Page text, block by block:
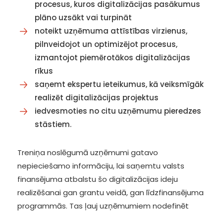
procesus, kuros digitalizācijas pasākumus
plāno uzsākt vai turpināt
noteikt uzņēmuma attīstības virzienus,
pilnveidojot un optimizējot procesus,
izmantojot piemērotākos digitalizācijas
rīkus
saņemt ekspertu ieteikumus, kā veiksmīgāk
realizēt digitalizācijas projektus
iedvesmoties no citu uzņēmumu pieredzes
stāstiem.
Treniņa noslēgumā uzņēmumi gatavo
nepieciešamo informāciju, lai saņemtu valsts
finansējuma atbalstu šo digitalizācijas ideju
realizēšanai gan grantu veidā, gan līdzfinansējuma
programmās. Tas ļauj uzņēmumiem nodefinēt